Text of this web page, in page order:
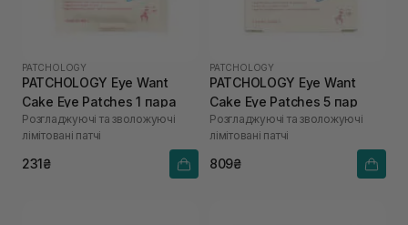
PATCHOLOGY
PATCHOLOGY Eye Want
Cake Eye Patches 1 пара
Розгладжуючі та зволожуючі
лімітовані патчі
231₴
PATCHOLOGY
PATCHOLOGY Eye Want
Cake Eye Patches 5 пар
Розгладжуючі та зволожуючі
лімітовані патчі
809₴